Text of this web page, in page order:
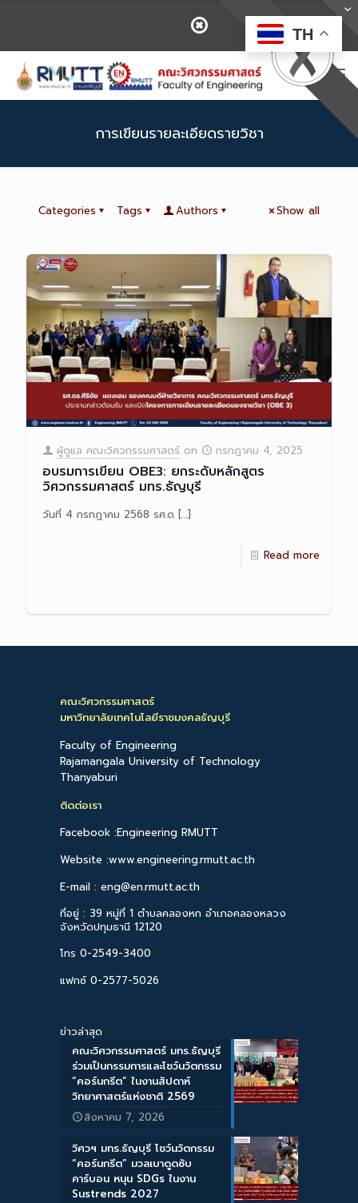
การเขียนรายละเอียดรายวิชา
Categories Tags Authors Show all
ผู้ดูแล คณะวิศวกรรมศาสตร์ on กรกฎาคม 4, 2025
อบรมการเขียน OBE3: ยกระดับหลักสูตร
วิศวกรรมศาสตร์ มทร.ธัญบุรี
วันที่ 4 กรกฎาคม 2568 รศ.ด […]
Read more
คณะวิศวกรรมศาสตร์
มหาวิทยาลัยเทคโนโลยีราชมงคลธัญบุรี
Faculty of Engineering
Rajamangala University of Technology
Thanyaburi
ติดต่อเรา
Facebook :Engineering RMUTT
Website :www.engineering.rmutt.ac.th
E-mail : eng@en.rmutt.ac.th
ที่อยู่ : 39 หมู่ที่ 1 ตำบลคลองหก อำเภอคลองหลวง
จังหวัดปทุมธานี 12120
โทร 0-2549-3400
แฟกซ์ 0-2577-5026
ข่าวล่าสุด
คณะวิศวกรรมศาสตร์ มทร.ธัญบุรี
ร่วมเป็นกรรมการและโชว์นวัตกรรม
“คอร์นกรีต” ในงานสัปดาห์
วิทยาศาสตร์แห่งชาติ 2569
สิงหาคม 7, 2026
วิศวฯ มทร.ธัญบุรี โชว์นวัตกรรม
“คอร์นกรีต” มวลเบาดูดซับ
คาร์บอน หนุน SDGs ในงาน
Sustrends 2027
TH